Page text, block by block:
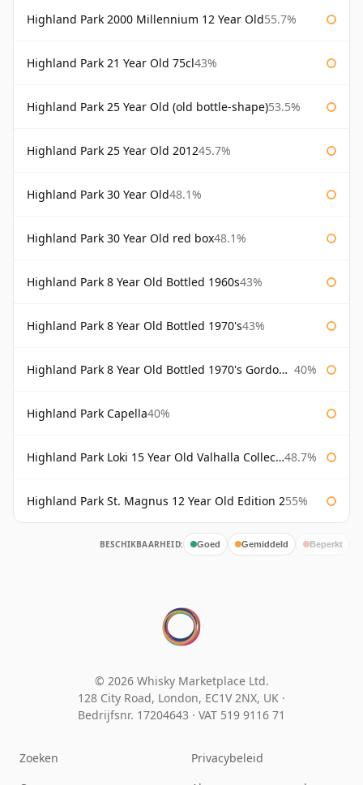
Highland Park 2000 Millennium 12 Year Old55.7%
Highland Park 21 Year Old 75cl43%
Highland Park 25 Year Old (old bottle-shape)53.5%
Highland Park 25 Year Old 201245.7%
Highland Park 30 Year Old48.1%
Highland Park 30 Year Old red box48.1%
Highland Park 8 Year Old Bottled 1960s43%
Highland Park 8 Year Old Bottled 1970's43%
Highland Park 8 Year Old Bottled 1970's Gordon & Macphail 40%
Highland Park Capella40%
Highland Park Loki 15 Year Old Valhalla Collection 48.7%
Highland Park St. Magnus 12 Year Old Edition 255%
BESCHIKBAARHEID: Goed Gemiddeld Beperkt
© 2026 Whisky Marketplace Ltd.
128 City Road, London, EC1V 2NX, UK ·
Bedrijfsnr. 17204643 · VAT 519 9116 71
Zoeken
Privacybeleid